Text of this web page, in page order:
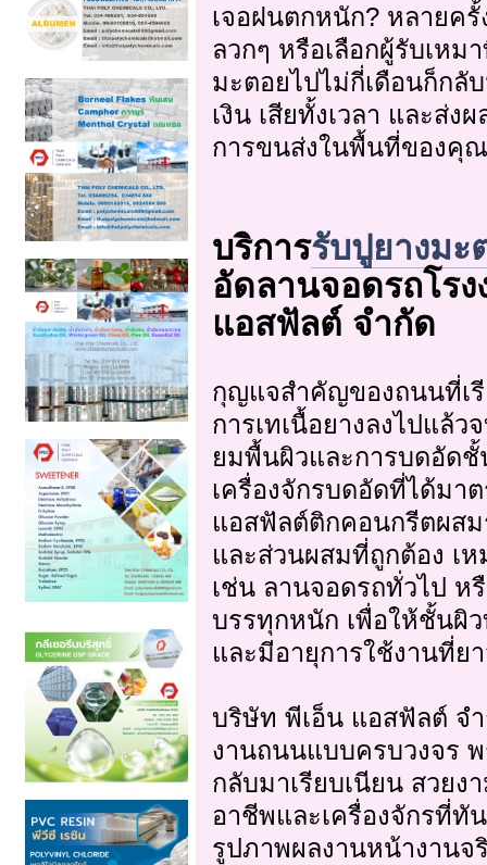
เจอฝนตกหนัก? หลายค
ลวกๆ หรือเลือกผู้รับเหม
มะตอยไปไม่กี่เดือนก็กลั
เงิน เสียทั้งเวลา และส่ง
การขนส่งในพื้นที่ของคุณ
บริการรับปูยางมะ
อัดลานจอดรถโร
แอสฟัลต์ จำกัด
กุญแจสำคัญของถนนที่เ
การเทเนื้อยางลงไปแล้ว
ยมพื้นผิวและการบดอัด
เครื่องจักรบดอัดที่ได้มา
แอสฟัลต์ติกคอนกรีตผส
และส่วนผสมที่ถูกต้อง เ
เช่น ลานจอดรถทั่วไป ห
บรรทุกหนัก เพื่อให้ชั้นผิ
และมีอายุการใช้งานที่ย
บริษัท พีเอ็น แอสฟัลต์ จ
งานถนนแบบครบวงจร
กลับมาเรียบเนียน สวย
อาชีพและเครื่องจักรที่
รูปภาพผลงานหน้างานจ